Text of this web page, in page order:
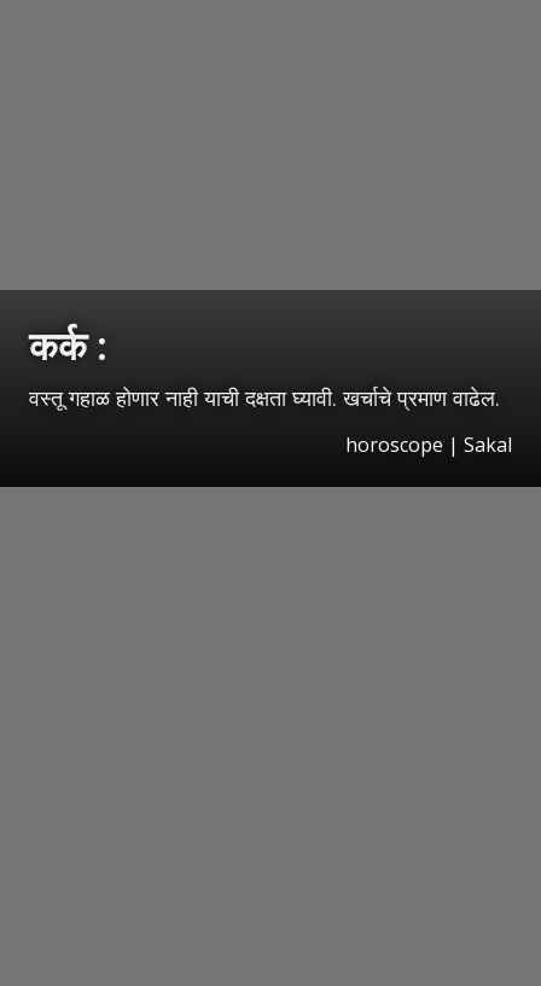
कर्क :
वस्तू गहाळ होणार नाही याची दक्षता घ्यावी. खर्चाचे प्रमाण वाढेल.
horoscope | Sakal